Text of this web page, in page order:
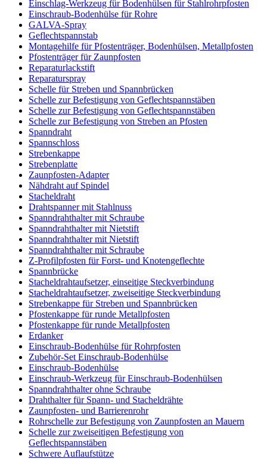
Einschlag-Werkzeug für Bodenhülsen für Stahlrohrpfosten
Einschraub-Bodenhülse für Rohre
GALVA-Spray
Geflechtspannstab
Montagehilfe für Pfostenträger, Bodenhülsen, Metallpfosten
Pfostenträger für Zaunpfosten
Reparaturlackstift
Reparaturspray
Schelle für Streben und Spannbrücken
Schelle zur Befestigung von Geflechtspannstäben
Schelle zur Befestigung von Geflechtspannstäben
Schelle zur Befestigung von Streben an Pfosten
Spanndraht
Spannschloss
Strebenkappe
Strebenplatte
Zaunpfosten-Adapter
Nähdraht auf Spindel
Stacheldraht
Drahtspanner mit Stahlnuss
Spanndrahthalter mit Schraube
Spanndrahthalter mit Nietstift
Spanndrahthalter mit Nietstift
Spanndrahthalter mit Schraube
Z-Profilpfosten für Forst- und Knotengeflechte
Spannbrücke
Stacheldrahtaufsetzer, einseitige Steckverbindung
Stacheldrahtaufsetzer, zweiseitige Steckverbindung
Strebenkappe für Streben und Spannbrücken
Pfostenkappe für runde Metallpfosten
Pfostenkappe für runde Metallpfosten
Erdanker
Einschraub-Bodenhülse für Rohrpfosten
Zubehör-Set Einschraub-Bodenhülse
Einschraub-Bodenhülse
Einschraub-Werkzeug für Einschraub-Bodenhülsen
Spanndrahthalter ohne Schraube
Drahthalter für Spann- und Stacheldrähte
Zaunpfosten- und Barrierenrohr
Rohrschelle zur Befestigung von Zaunpfosten an Mauern
Schelle zur zweiseitigen Befestigung von
Geflechtspannstäben
Schwere Auflaufstütze